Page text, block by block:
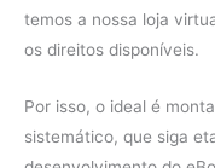
temos a nossa loja
os direitos disponíveis.
Por isso, o ideal é
sistemático, que siga